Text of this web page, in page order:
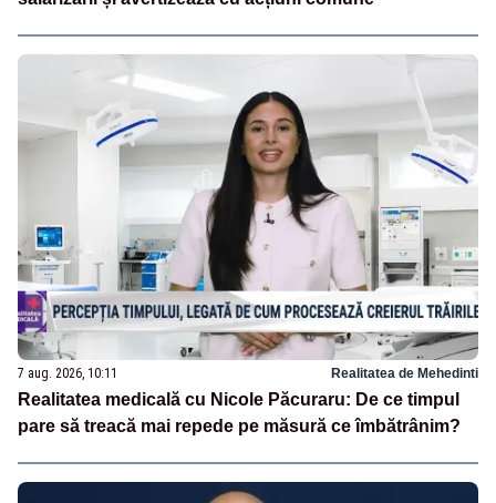
7 aug. 2026, 10:11 Realitatea de Mehedinti
Realitatea medicală cu Nicole Păcuraru: De ce timpul
pare să treacă mai repede pe măsură ce îmbătrânim?